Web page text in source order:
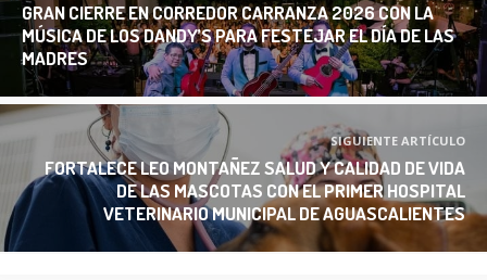
GRAN CIERRE EN CORREDOR CARRANZA 2026 CON LA
MÚSICA DE LOS DANDY’S PARA FESTEJAR EL DÍA DE LAS
MADRES
SIGUIENTE ARTÍCULO
FORTALECE LEO MONTAÑEZ SALUD Y CALIDAD DE VIDA
DE LAS MASCOTAS CON EL PRIMER HOSPITAL
VETERINARIO MUNICIPAL DE AGUASCALIENTES